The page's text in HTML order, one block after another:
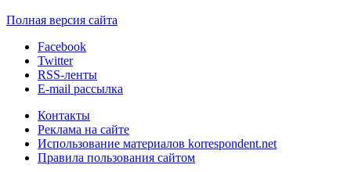
Полная версия сайта
Facebook
Twitter
RSS-ленты
E-mail рассылка
Контакты
Реклама на сайте
Использование материалов korrespondent.net
Правила пользования сайтом